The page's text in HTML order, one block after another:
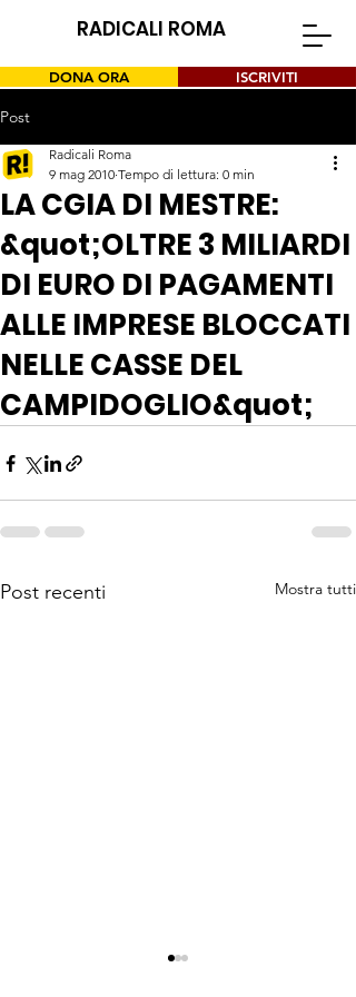
RADICALI ROMA
DONA ORA ISCRIVITI
Post
LA CGIA DI MESTRE:
&quot;OLTRE 3 MILIARDI
DI EURO DI PAGAMENTI
ALLE IMPRESE BLOCCATI
NELLE CASSE DEL
CAMPIDOGLIO&quot;
Radicali Roma
9 mag 2010 Tempo di lettura: 0 min
Post recenti Mostra tutti